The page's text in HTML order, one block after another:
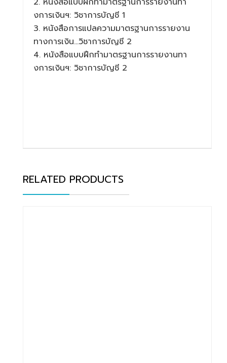
งการเงินฯ: วิชาการบัญชี 1
3. หนังสือการแปลความมาตรฐานการรายงาน
ทางการเงิน...วิชาการบัญชี 2
4. หนังสือแบบฝึกทำมาตรฐานการรายงานทา
งการเงินฯ: วิชาการบัญชี 2
RELATED PRODUCTS